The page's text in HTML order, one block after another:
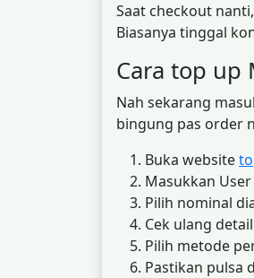
Saat checkout
Biasanya tinggal
Cara top up
Nah sekarang
bingung pas order
Buka website
Masukkan
Pilih nominal
Cek ulang
Pilih metode
Pastikan pulsa